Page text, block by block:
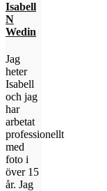
Isabell
N
Wedin
Jag
heter
Isabell
och jag
har
arbetat
professionellt
med
foto i
över 15
år. Jag